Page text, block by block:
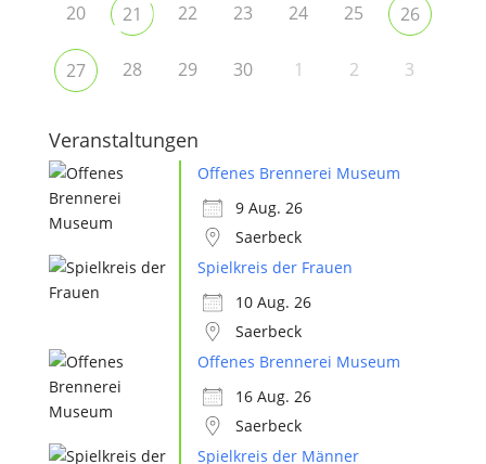
20 21 22 23 24 25 26
27 28 29 30 1 2 3
Veranstaltungen
Offenes Brennerei Museum
9 Aug. 26
Saerbeck
Spielkreis der Frauen
10 Aug. 26
Saerbeck
Offenes Brennerei Museum
16 Aug. 26
Saerbeck
Spielkreis der Männer